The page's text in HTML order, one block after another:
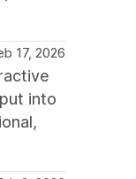
17, 2026
into